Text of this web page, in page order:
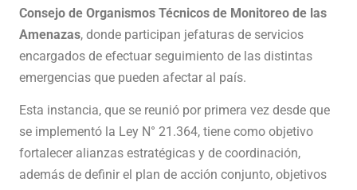
Consejo de Organismos Técnicos de Monitoreo de las
Amenazas, donde participan jefaturas de servicios
encargados de efectuar seguimiento de las distintas
emergencias que pueden afectar al país.
Esta instancia, que se reunió por primera vez desde que
se implementó la Ley N° 21.364, tiene como objetivo
fortalecer alianzas estratégicas y de coordinación,
además de definir el plan de acción conjunto, objetivos